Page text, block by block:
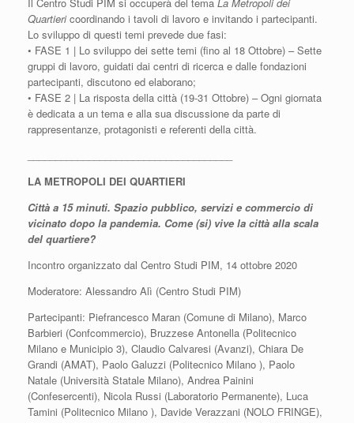
Quartiericoordinando i tavoli di lavoro e invitando i partecipanti.
Lo sviluppo di questi temi prevede due fasi:
• FASE 1 | Lo sviluppo dei sette temi (fino al 18 Ottobre) – Sette
gruppi di lavoro, guidati dai centri di ricerca e dalle fondazioni
partecipanti, discutono ed elaborano;
• FASE 2 | La risposta della città (19-31 Ottobre) – Ogni giornata
è dedicata a un tema e alla sua discussione da parte di
rappresentanze, protagonisti e referenti della città.
LA METROPOLI DEI QUARTIERI
Città a 15 minuti. Spazio pubblico, servizi e commercio di
vicinato dopo la pandemia. Come (si) vive la città alla scala
del quartiere?
Incontro organizzato dal Centro Studi PIM, 14 ottobre 2020
Moderatore: Alessandro Alì (Centro Studi PIM)
Partecipanti: Piefrancesco Maran (Comune di Milano), Marco
Barbieri (Confcommercio), Bruzzese Antonella (Politecnico
Milano e Municipio 3), Claudio Calvaresi (Avanzi), Chiara De
Grandi (AMAT), Paolo Galuzzi (Politecnico Milano ), Paolo
Natale (Università Statale Milano), Andrea Painini
(Confesercenti), Nicola Russi (Laboratorio Permanente), Luca
Tamini (Politecnico Milano ), Davide Verazzani (NOLO FRINGE),